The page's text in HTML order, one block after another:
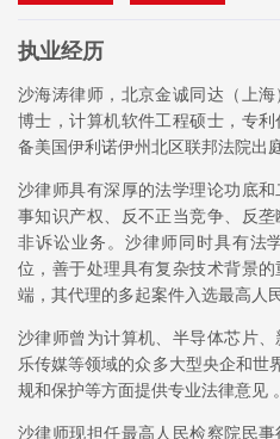
执业经历
沙海涛律师，北京金诚同达（上
博士，计算机软件工程硕士，专
备美国伊利诺伊州北区联邦法院出
沙律师具有深厚的法学理论功底
事知识产权、反不正当竞争、反
非诉讼业务。沙律师同时具有法
位，善于处理具有复杂技术背景
端，其代理的多起案件入选最高人
沙律师曾为计算机、半导体芯片
乐传媒等领域的众多大型央企和世
规和保护等方面提供专业法律意见 。
沙律师现担任最高人民检察院民